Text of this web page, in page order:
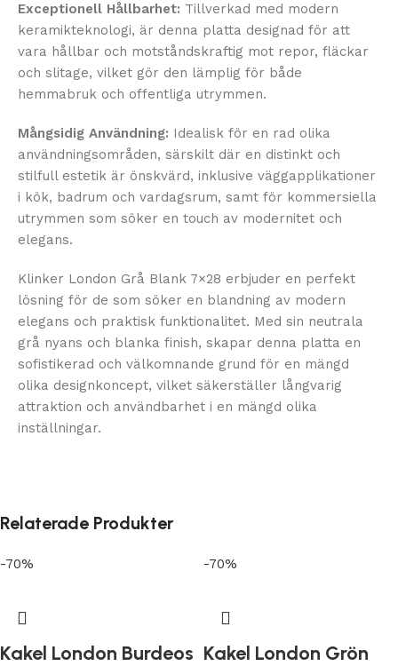
Exceptionell Hållbarhet: Tillverkad med modern
keramikteknologi, är denna platta designad för att
vara hållbar och motståndskraftig mot repor, fläckar
och slitage, vilket gör den lämplig för både
hemmabruk och offentliga utrymmen.
Mångsidig Användning: Idealisk för en rad olika
användningsområden, särskilt där en distinkt och
stilfull estetik är önskvärd, inklusive väggapplikationer
i kök, badrum och vardagsrum, samt för kommersiella
utrymmen som söker en touch av modernitet och
elegans.
Klinker London Grå Blank 7×28 erbjuder en perfekt
lösning för de som söker en blandning av modern
elegans och praktisk funktionalitet. Med sin neutrala
grå nyans och blanka finish, skapar denna platta en
sofistikerad och välkomnande grund för en mängd
olika designkoncept, vilket säkerställer långvarig
attraktion och användbarhet i en mängd olika
inställningar.
Relaterade Produkter
-70%
Kakel London Burdeos
-70%
Kakel London Grön